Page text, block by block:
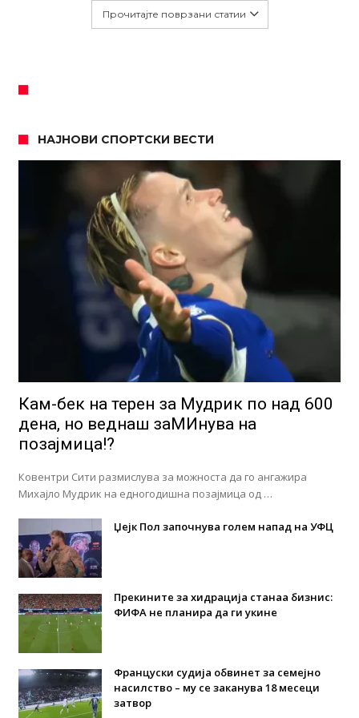
Прочитајте поврзани статии
НАЈНОВИ СПОРТСКИ ВЕСТИ
Кам-бек на терен за Мудрик по над 600
дена, но веднаш заМИнува на
позајмица!?
Ковентри Сити размислува за можноста да го ангажира
Михајло Мудрик на едногодишна позајмица од …
Џејк Пол започнува голем напад на УФЦ
Прекините за хидрација станаа бизнис:
ФИФА не планира да ги укине
Француски судија обвинет за семејно
насилство – му се заканува 18 месеци
затвор